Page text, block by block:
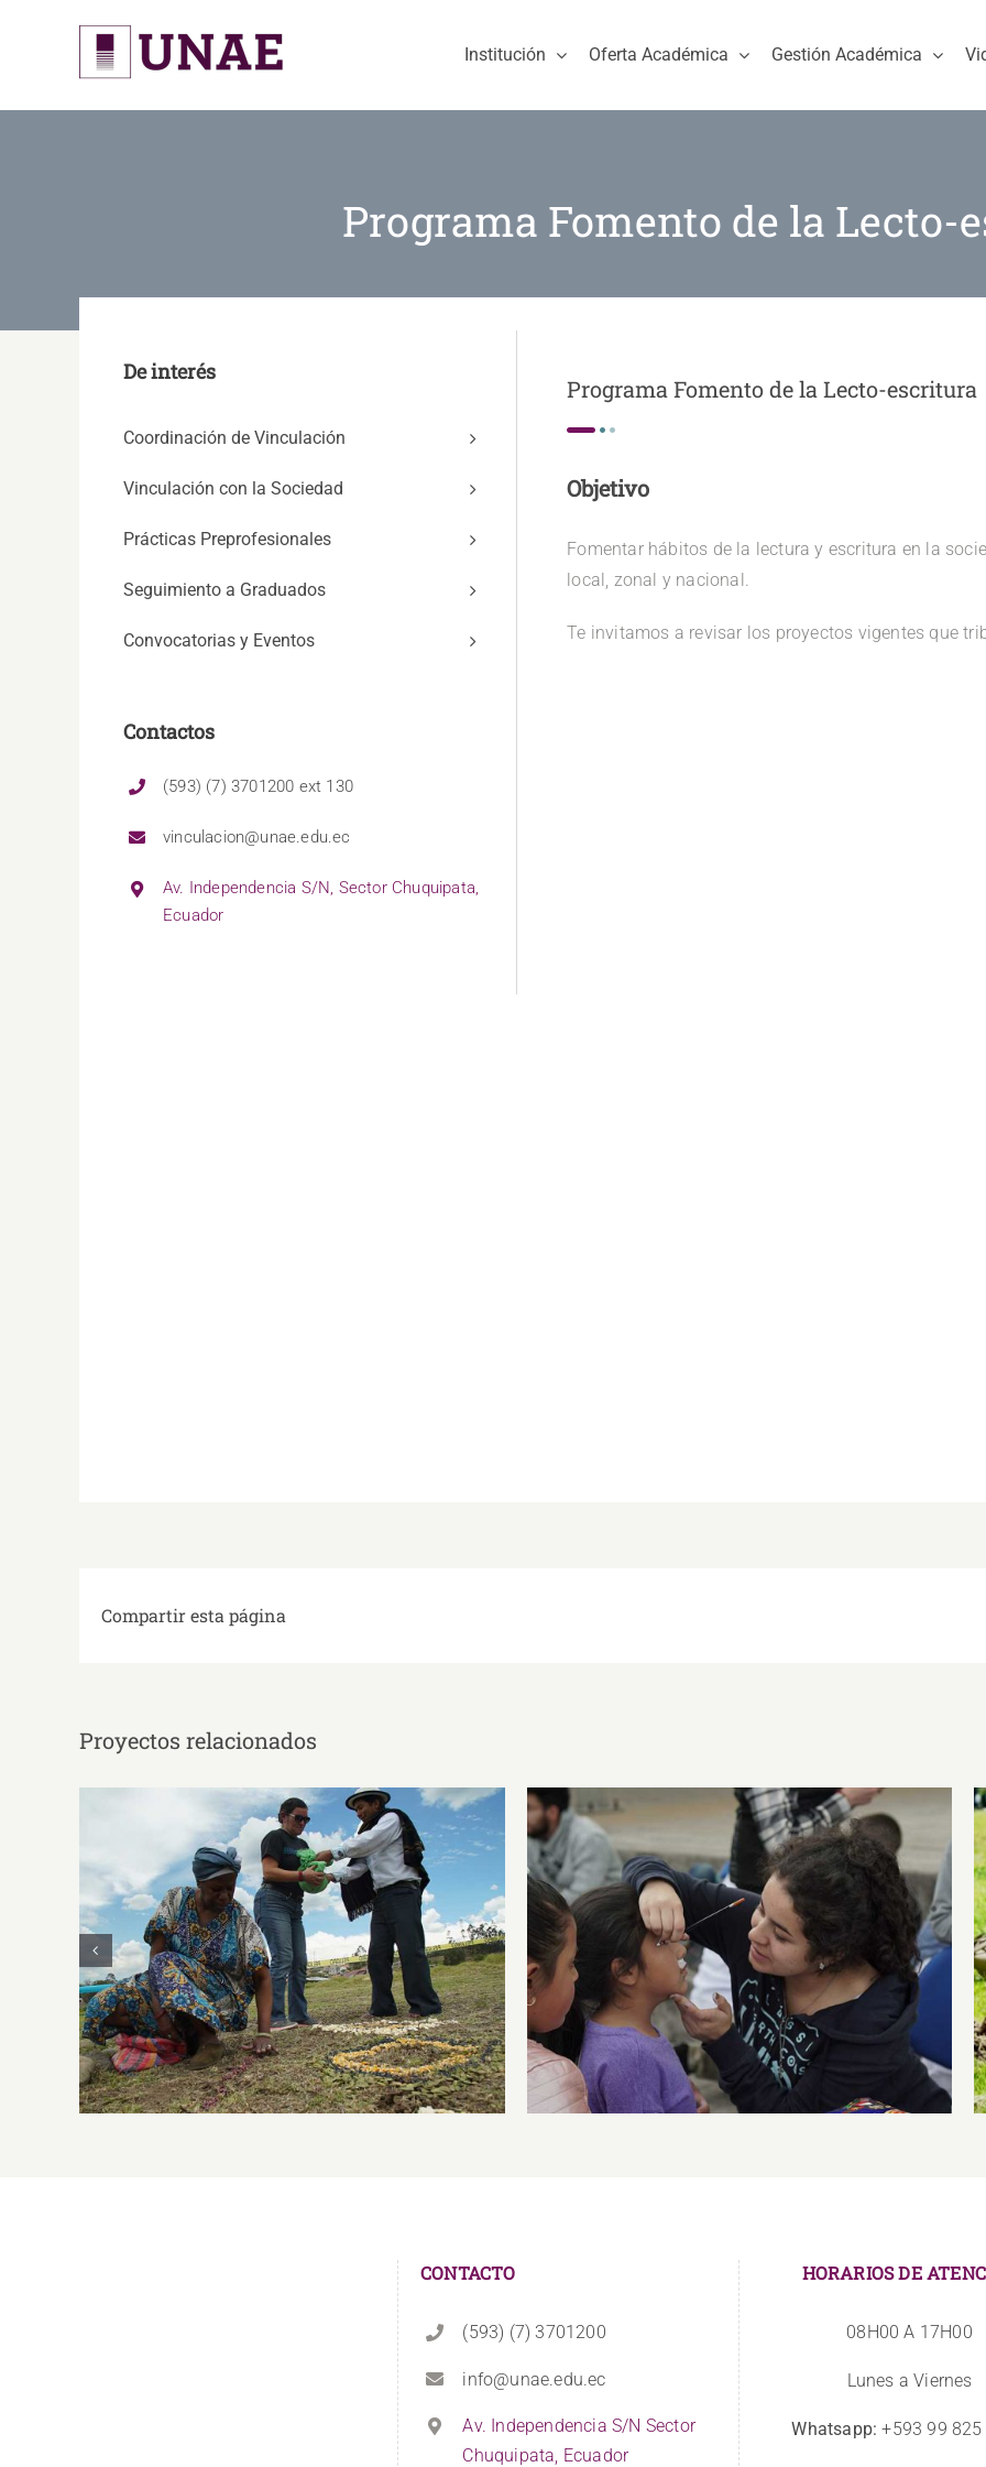
Institución Oferta Académica Gestión Académica
Programa Fomento de la Lecto-
De interés
Coordinación de Vinculación
Vinculación con la Sociedad
Prácticas Preprofesionales
Seguimiento a Graduados
Convocatorias y Eventos
Contactos
(593) (7) 3701200 ext 130
vinculacion@unae.edu.ec
Av. Independencia S/N, Sector Chuquipata,
Ecuador
Programa Fomento de la Lecto-escritura
Objetivo
Fomentar hábitos de la lectura y escritura en la
local, zonal y nacional.
Te invitamos a revisar los proyectos vigentes que
Compartir esta página
Proyectos relacionados
Programa para la Revitalización de Saberes
Ancestrales, Arte y Cultura
Programa para la Mejora de Ambientes
Socioculturales, de Aprendizaje y
Participación de la Comunidad Educativa
CONTACTO
(593) (7) 3701200
info@unae.edu.ec
Av. Independencia S/N Sector
Chuquipata, Ecuador
HORARIOS DE
08H00 A 17H00
Lunes a Viernes
Whatsapp: +593 99 825